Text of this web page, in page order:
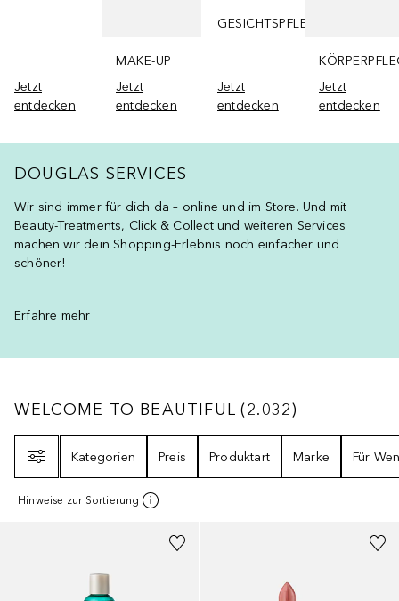
Jetzt
entdecken
MAKE-UP
Jetzt
entdecken
GESICHTSPFLEGE
Jetzt
entdecken
Jetzt
entdecken
DOUGLAS SERVICES
Wir sind immer für dich da – online und im Store. Und mit
Beauty-Treatments, Click & Collect und weiteren Services
machen wir dein Shopping-Erlebnis noch einfacher und
schöner!
Erfahre mehr
WELCOME TO BEAUTIFUL2032
WELCOME TO BEAUTIFUL (2.032)
Kategorien
Preis Produktart Marke Für
Hinweise zur Sortierung